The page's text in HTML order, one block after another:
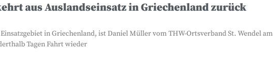
aus Auslandseinsatz in Griechenland zurück
in Griechenland, ist Daniel Müller vom THW-Ortsverband St. Wendel am
Tagen Fahrt wieder